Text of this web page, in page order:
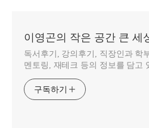
이영곤의 작은 공간 큰 세
독서후기, 강의후기, 직장인과 학
멘토링, 재테크 등의 정보를 담고
구독하기